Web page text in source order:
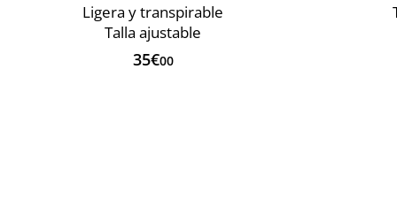
Ligera y transpirable
Talla ajustable
35€00